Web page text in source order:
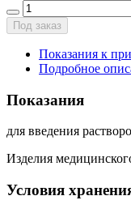
Под заказ
Показания к
Подробное
Показания
для введения
Изделия
Условия